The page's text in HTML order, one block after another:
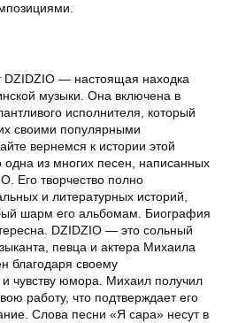
DZIDZIO — настоящая находка
музыки. Она включена в
исполнителя, который
своими популярными
вернемся к истории этой
из многих песен, написанных
Его творчество полно
и литературных историй,
шарм его альбомам. Биография
DZIDZIO — это сольный
певца и актера Михаила
благодаря своему
чувству юмора. Михаил получил
работу, что подтверждает его
Слова песни «Я сара» несут в